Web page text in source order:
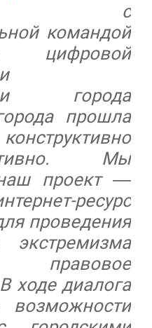
с
командой
цифровой
города
прошла
Мы
проект —
ресурс
проведения
экстремизма
ходе диалога